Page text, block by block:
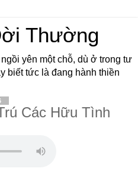
Thường
yên một chỗ, dù ở trong tư
biết tức là đang hành thiền
Các Hữu Tình